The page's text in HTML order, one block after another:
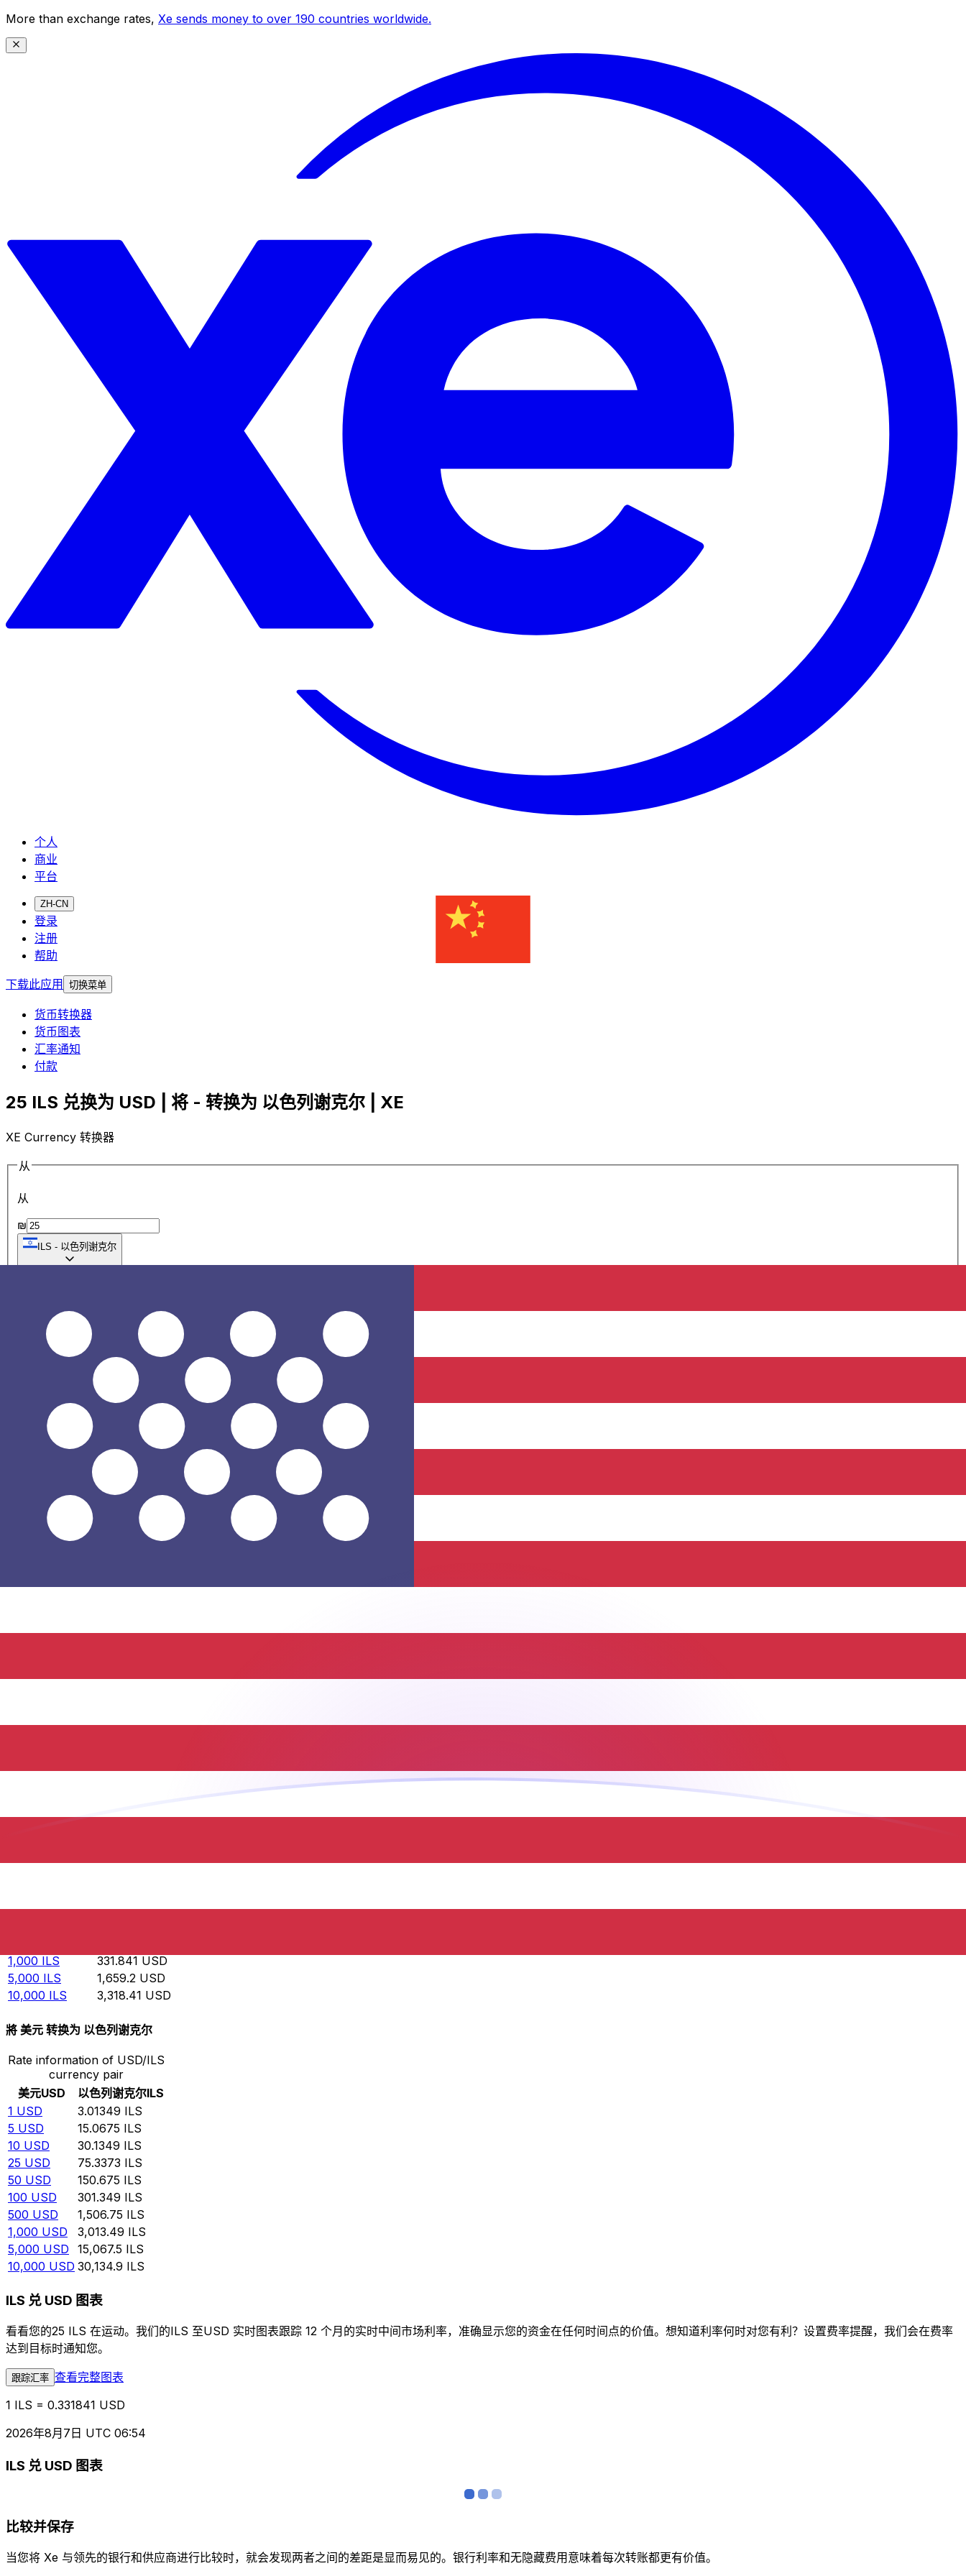
More than exchange rates, Xe sends money to over 190 countries worldwide.
个人
商业
平台
ZH-CN
登录
注册
帮助
下载此应用
切换菜单
货币转换器
货币图表
汇率通知
付款
25 ILS 兑换为 USD | 将 - 转换为 以色列谢克尔 | XE
XE Currency 转换器
从
从
₪
ILS - 以色列谢克尔
ILS= 184089
USD
中间市场汇率于 UTC 06:54
立即咨询货币专家。
我们可以提供比竞争对手更优惠的汇率。
我仅的仅仅器会使用中期市仅仅率。仅仅供参考。您仅款仅不会仅得此仅率。仅看仅款仅率。
ILS USD 今日汇率
50 ILS 16.592 USD
1,000 ILS 331.841 USD
5,000 ILS 1,659.2 USD
10,000 ILS 3,318.41 USD
將 美元 转换为 以色列谢克尔
Rate information of USD/ILS
currency pair
美元USD 以色列谢克尔ILS
1 USD 3.01349 ILS
5 USD 15.0675 ILS
10 USD 30.1349 ILS
25 USD 75.3373 ILS
50 USD 150.675 ILS
100 USD 301.349 ILS
500 USD 1,506.75 ILS
1,000 USD 3,013.49 ILS
5,000 USD 15,067.5 ILS
10,000 USD 30,134.9 ILS
ILS 兑 USD 图表
看看您的25 ILS 在运动。我们的ILS 至USD 实时图表跟踪 12 个月的实时中间市场利率，准确显示您的资金在任何时间点的价值。想知道利率何时对您有利？设置费率提醒，我们会在费率
达到目标时通知您。
跟踪汇率 查看完整图表
1 ILS = 0.331841 USD
2026年8月7日 UTC 06:54
ILS 兑 USD 图表
比较并保存
当您将 Xe 与领先的银行和供应商进行比较时，就会发现两者之间的差距是显而易见的。银行利率和无隐藏费用意味着每次转账都更有价值。